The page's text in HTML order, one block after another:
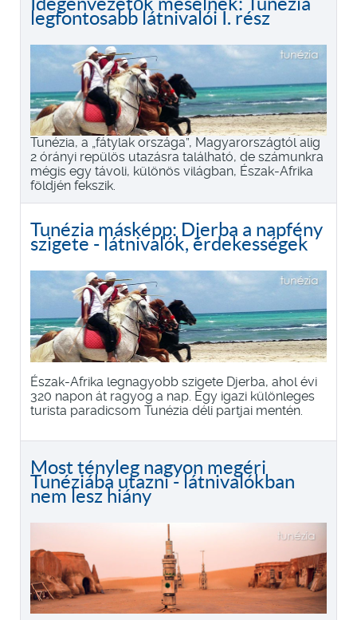
legfontosabb látnivalói I. rész
Tunézia, a „fátylak országa”, Magyarországtól alig
2 órányi repülös utazásra található, de számunkra
mégis egy távoli, különös világban, Észak-Afrika
földjén fekszik.
Tunézia másképp: Djerba a napfény
szigete - látnivalók, érdekességek
Észak-Afrika legnagyobb szigete Djerba, ahol évi
320 napon át ragyog a nap. Egy igazi különleges
turista paradicsom Tunézia déli partjai mentén.
Most tényleg nagyon megéri
Tunéziába utazni - látnivalókban
nem lesz hiány